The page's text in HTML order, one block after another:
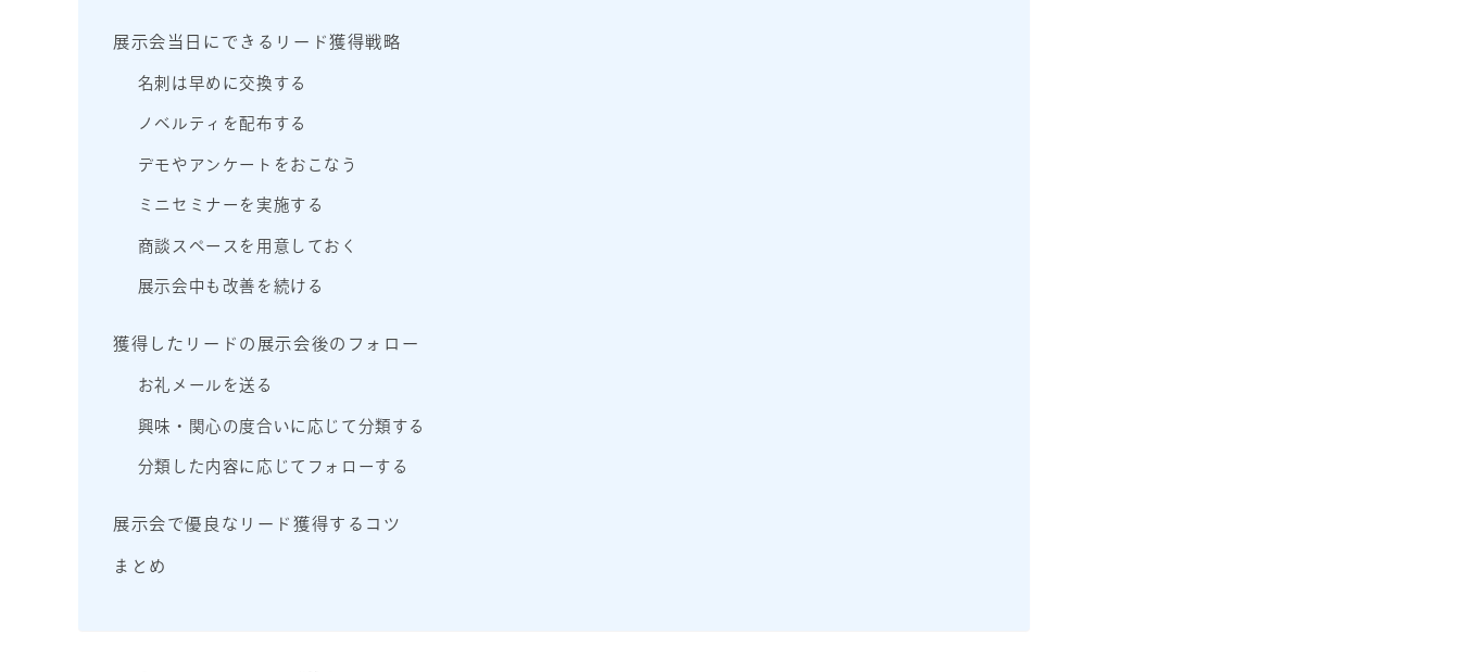
展示会当日にできるリード獲得戦略
名刺は早めに交換する
ノベルティを配布する
デモやアンケートをおこなう
ミニセミナーを実施する
商談スペースを用意しておく
展示会中も改善を続ける
獲得したリードの展示会後のフォロー
お礼メールを送る
興味・関心の度合いに応じて分類する
分類した内容に応じてフォローする
展示会で優良なリード獲得するコツ
まとめ